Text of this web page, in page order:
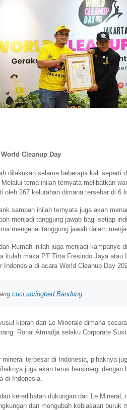
Cleanup Day
dilakukan selama beberapa kali seperti
tema inilah ternyata melibatkan
oleh 267 kelurahan dimana tersebar di 6
sampah inilah ternyata juga akan
menjadi tanggung jawab bagi setiap
mengenai tanggung jawab dalam
Rumah inilah juga menjadi kampanye
itulah maka PT Tirta Fresindo Jaya atau
Indonesia di acara World Cleanup Day
cuci springbed Bandung
kiprah dari Le Minerale dimana
Ronal Atmadja selaku Corporate
terbesar di Indonesia, pihaknya
juga akan terus bersinergi dengan
di Indonesia.
keterlibatan dukungan dari Le
dan mengubah kebiasaan buruk